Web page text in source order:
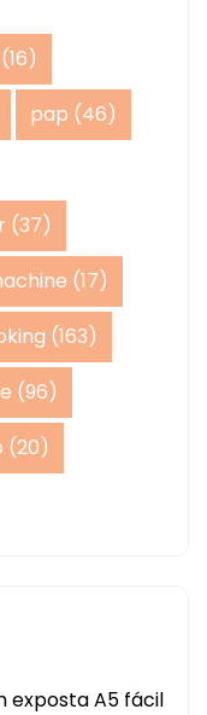
(16)
pap (46)
(37)
(17)
(163)
(96)
(20)
exposta A5 fácil